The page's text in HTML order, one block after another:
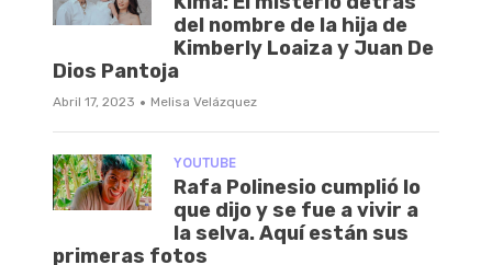
del nombre de la hija de
Kimberly Loaiza y Juan De
Dios Pantoja
Abril 17, 2023 · Melisa Velázquez
YOUTUBE
Rafa Polinesio cumplió lo
que dijo y se fue a vivir a
la selva. Aquí están sus
primeras fotos